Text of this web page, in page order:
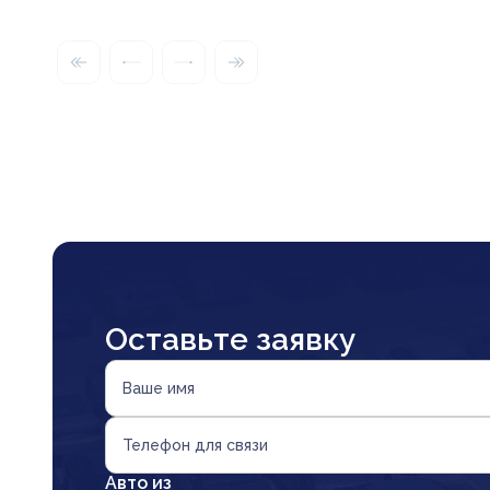
Оставьте заявку
Ваше имя
Телефон для связи
Авто из